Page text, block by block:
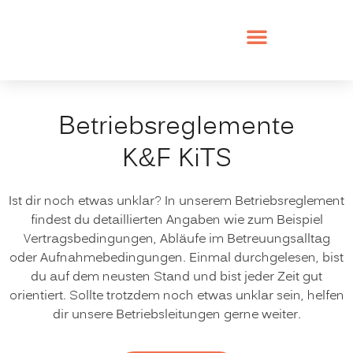
Betriebsreglemente
K&F KiTS
Ist dir noch etwas unklar? In unserem Betriebsreglement
findest du detaillierten Angaben wie zum Beispiel
Vertragsbedingungen, Abläufe im Betreuungsalltag
oder Aufnahmebedingungen. Einmal durchgelesen, bist
du auf dem neusten Stand und bist jeder Zeit gut
orientiert. Sollte trotzdem noch etwas unklar sein, helfen
dir unsere Betriebsleitungen gerne weiter.